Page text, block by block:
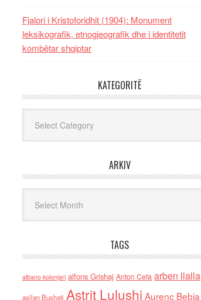
Fjalori i Kristoforidhit (1904): Monument
leksikografik, etnogjeografik dhe i identitetit
kombëtar shqiptar
KATEGORITË
ARKIV
TAGS
albano kolonjari alfons Grishaj Anton Cefa arben llalla
asllan Bushati Astrit Lulushi Aurenc Bebja